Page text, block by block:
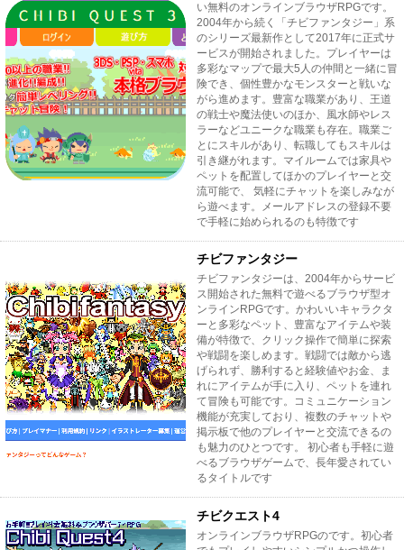
い無料のオンラインブラウザRPGです。
2004年から続く「チビファンタジー」系
のシリーズ最新作として2017年に正式サ
ービスが開始されました。プレイヤーは
多彩なマップで最大5人の仲間と一緒に冒
険でき、個性豊かなモンスターと戦いな
がら進めます。豊富な職業があり、王道
の戦士や魔法使いのほか、風水師やレス
ラーなどユニークな職業も存在。職業ご
とにスキルがあり、転職してもスキルは
引き継がれます。マイルームでは家具や
ペットを配置してほかのプレイヤーと交
流可能で、 気軽にチャットを楽しみなが
ら遊べます。メールアドレスの登録不要
で手軽に始められるのも特徴です
チビファンタジー
チビファンタジーは、2004年からサービ
ス開始された無料で遊べるブラウザ型オ
ンラインRPGです。かわいいキャラクタ
ーと多彩なペット、豊富なアイテムや装
備が特徴で、クリック操作で簡単に探索
や戦闘を楽しめます。戦闘では敵から逃
げられず、勝利すると経験値やお金、ま
れにアイテムが手に入り、ペットを連れ
て冒険も可能です。コミュニケーション
機能が充実しており、複数のチャットや
掲示板で他のプレイヤーと交流できるの
も魅力のひとつです。 初心者も手軽に遊
べるブラウザゲームで、長年愛されてい
るタイトルです
チビクエスト4
オンラインブラウザRPGのです。初心者